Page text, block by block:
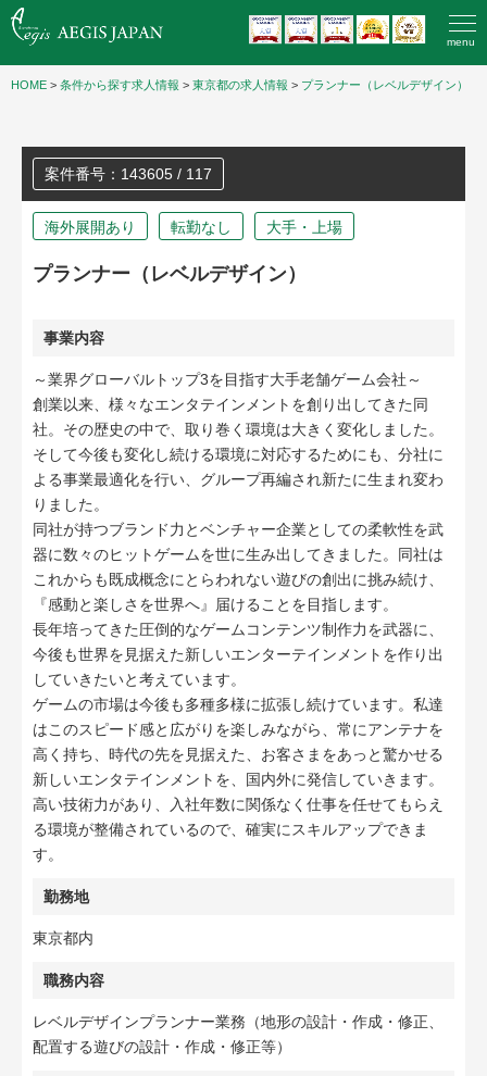
menu
HOME > 条件から探す求人情報 > 東京都の求人情報 > プランナー（レベルデザイン）
案件番号：143605 / 117
海外展開あり 転勤なし 大手・上場
プランナー（レベルデザイン）
事業内容
～業界グローバルトップ3を目指す大手老舗ゲーム会社～
創業以来、様々なエンタテインメントを創り出してきた同
社。その歴史の中で、取り巻く環境は大きく変化しました。
そして今後も変化し続ける環境に対応するためにも、分社に
よる事業最適化を行い、グループ再編され新たに生まれ変わ
りました。
同社が持つブランド力とベンチャー企業としての柔軟性を武
器に数々のヒットゲームを世に生み出してきました。同社は
これからも既成概念にとらわれない遊びの創出に挑み続け、
『感動と楽しさを世界へ』届けることを目指します。
長年培ってきた圧倒的なゲームコンテンツ制作力を武器に、
今後も世界を見据えた新しいエンターテインメントを作り出
していきたいと考えています。
ゲームの市場は今後も多種多様に拡張し続けています。私達
はこのスピード感と広がりを楽しみながら、常にアンテナを
高く持ち、時代の先を見据えた、お客さまをあっと驚かせる
新しいエンタテインメントを、国内外に発信していきます。
高い技術力があり、入社年数に関係なく仕事を任せてもらえ
る環境が整備されているので、確実にスキルアップできま
す。
勤務地
東京都内
職務内容
レベルデザインプランナー業務（地形の設計・作成・修正、
配置する遊びの設計・作成・修正等）